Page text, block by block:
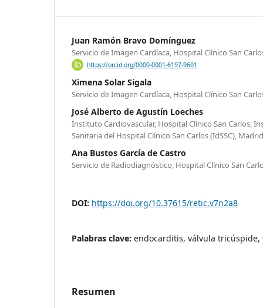
Juan Ramón Bravo Domínguez
Servicio de Imagen Cardíaca, Hospital Clínico San
https://orcid.org/0000-0001-6197-9601
Ximena Solar Sigala
Servicio de Imagen Cardíaca, Hospital Clínico San
José Alberto de Agustín Loeches
Instituto Cardiovascular, Hospital Clínico San Carlos,
Sanitaria del Hospital Clínico San Carlos (IdSSC),
Ana Bustos García de Castro
Servicio de Radiodiagnóstico, Hospital Clínico San
DOI: https://doi.org/10.37615/retic.v7n2a8
Palabras clave: endocarditis, válvula tricúspide,
Resumen